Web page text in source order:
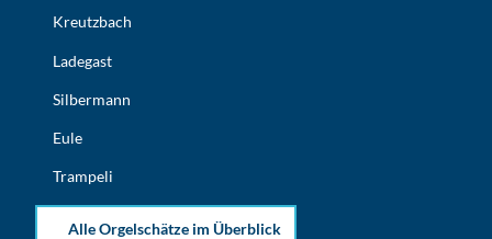
Kreutzbach
Ladegast
Silbermann
Eule
Trampeli
Alle Orgelschätze im Überblick